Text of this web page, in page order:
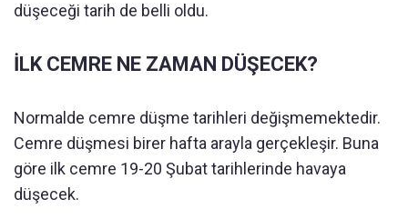
düşeceği tarih de belli oldu.
İLK CEMRE NE ZAMAN DÜŞECEK?
Normalde cemre düşme tarihleri değişmemektedir.
Cemre düşmesi birer hafta arayla gerçekleşir. Buna
göre ilk cemre 19-20 Şubat tarihlerinde havaya
düşecek.